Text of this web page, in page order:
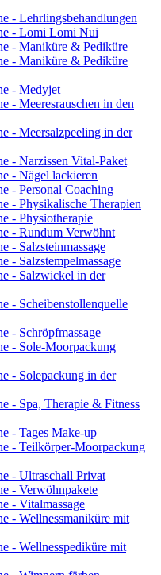
- Lehrlingsbehandlungen
- Lomi Lomi Nui
- Maniküre & Pediküre
- Maniküre & Pediküre
- Medyjet
- Meeresrauschen in den
- Meersalzpeeling in der
- Narzissen Vital-Paket
- Nägel lackieren
- Personal Coaching
- Physikalische Therapien
- Physiotherapie
- Rundum Verwöhnt
- Salzsteinmassage
- Salzstempelmassage
- Salzwickel in der
- Scheibenstollenquelle
- Schröpfmassage
- Sole-Moorpackung
- Solepackung in der
- Spa, Therapie & Fitness
- Tages Make-up
- Teilkörper-Moorpackung
- Ultraschall Privat
- Verwöhnpakete
- Vitalmassage
- Wellnessmaniküre mit
- Wellnesspediküre mit